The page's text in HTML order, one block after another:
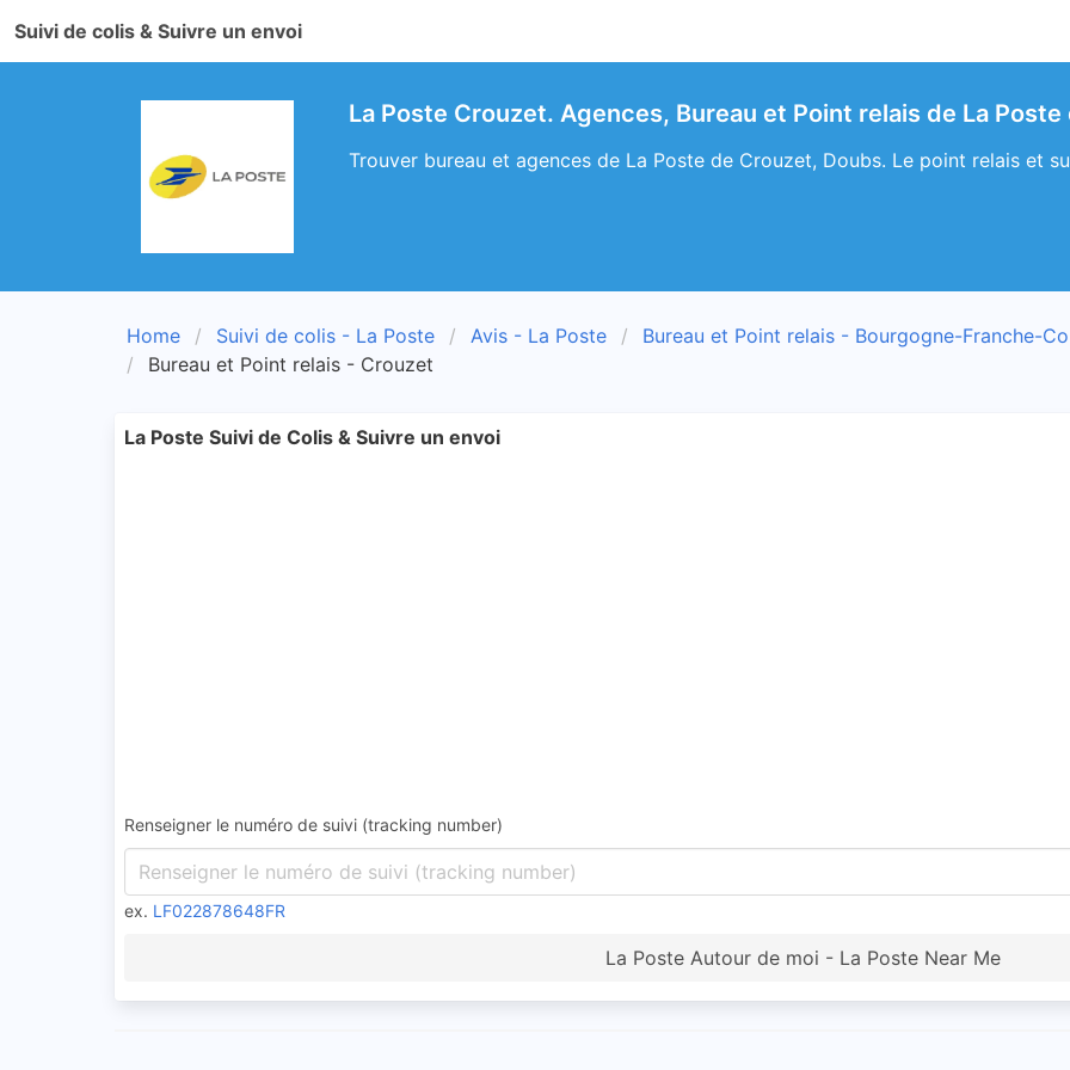
Suivi de colis & Suivre un envoi
La Poste Crouzet. Agences, Bureau et Point relais de La Poste
Trouver bureau et agences de La Poste de Crouzet, Doubs. Le point relais et
Home Suivi de colis - La Poste Avis - La Poste
Bureau et Point relais - Bourgogne-Franche-
Bureau et Point relais - Crouzet
La Poste Suivi de Colis & Suivre un envoi
Renseigner le numéro de suivi (tracking number)
ex. LF022878648FR
La Poste Autour de moi - La Poste Near Me